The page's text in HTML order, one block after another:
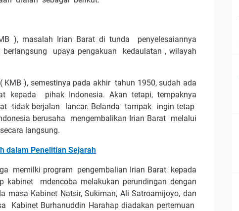
), masalah Irian Barat di tunda penyelesaiannya
upaya pengakuan kedaulatan , wilayah
), semestinya pada akhir tahun 1950, sudah ada
kepada pihak Indonesia. Akan tetapi, tempaknya
tidak berjalan lancar. Belanda tampak ingin tetap
berusaha mengembalikan Irian Barat melalui
langsung.
dalam Penelitian Sejarah
memilki program pengembalian Irian Barat kepada
mdencoba melakukan perundingan dengan
masa Kabinet Natsir, Sukiman, Ali Satroamijoyo, dan
Kabinet Burhanuddin Harahap diadakan pertemuan